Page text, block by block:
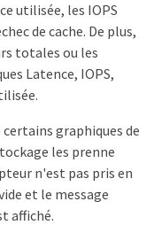
utilisée, les IOPS
de cache. De plus,
totales ou les
Latence, IOPS,
graphiques de
les prenne
n'est pas pris en
et le message
affiché.